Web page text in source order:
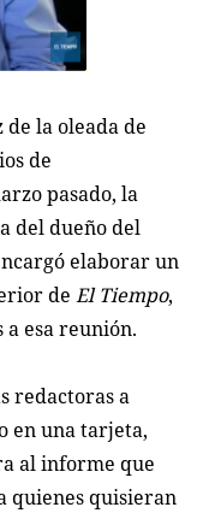
la oleada de
de
pasado, la
del dueño del
elaborar un
deEl Tiempo,
a esa reunión.
redactoras a
en una tarjeta,
al informe que
quienes quisieran